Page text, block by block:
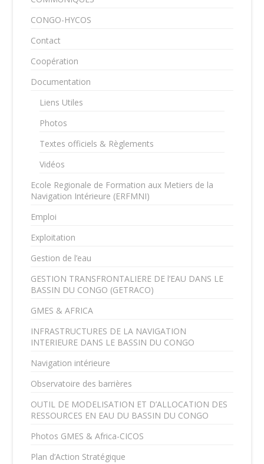
CONGO-HYCOS
Contact
Coopération
Documentation
Liens Utiles
Photos
Textes officiels & Règlements
Vidéos
Ecole Regionale de Formation aux Metiers de la
Navigation Intérieure (ERFMNI)
Emploi
Exploitation
Gestion de l’eau
GESTION TRANSFRONTALIERE DE l’EAU DANS LE
BASSIN DU CONGO (GETRACO)
GMES & AFRICA
INFRASTRUCTURES DE LA NAVIGATION
INTERIEURE DANS LE BASSIN DU CONGO
Navigation intérieure
Observatoire des barrières
OUTIL DE MODELISATION ET D’ALLOCATION DES
RESSOURCES EN EAU DU BASSIN DU CONGO
Photos GMES & Africa-CICOS
Plan d’Action Stratégique